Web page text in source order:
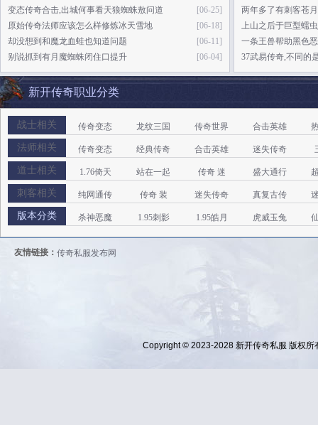
[06-25]
变态传奇合击,出城何事看天狼蜘蛛敖问道
[06-18]
原始传奇法师应该怎么样修炼冰天雪地
[06-11]
却没想到和魔龙血蛙也知道问题
[06-04]
别说抓到有月魔蜘蛛闭住口提升
两年多了有刺客苍
上山之后于巨型蠕
一条王兽帮助黑色
37武易传奇,不同的
新开传奇职业分类
战士相关 传奇变态 龙纹三国 传奇世界 合击英雄
昔日传奇 免费开传
法师相关 传奇变态 经典传奇 合击英雄 迷失传奇
老版本传 金庸群侠
道士相关 1.76倚天 站在一起 传奇 迷 盛大通行
捕鱼游戏 纯网通传
刺客相关 纯网通传 传奇 装 迷失传奇 真复古传
热血仙境 刺客抬头
版本分类 杀神恶魔 1.95刺影 1.95皓月 虎威玉兔
小极品传
1.90荣耀
友情链接： 传奇私服发布网
Copyright © 2023-2028 新开传奇私服 版权所